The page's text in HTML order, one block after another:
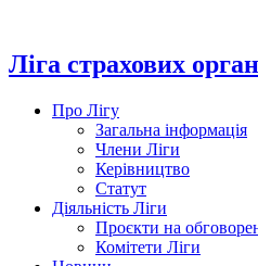
вмісту
Ліга страхових
Про Лігу
Загальна інформація
Члени Ліги
Керівництво
Статут
Діяльність Ліги
Проєкти на
Комітети Ліги